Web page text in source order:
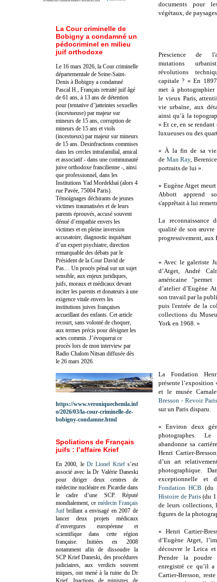
documents pour
végétaux, de
Prescience de
mutations
révolutions
capitale ? « En
met à photographier
le vieux Paris,
vie urbaine, aux
ainsi qu’à la
» Et ce, en se rendant
luxueuses ou des
« À la fin de sa vie,
de Man Ray,
portraits de lui ».
« Eugène Atget
Abbott apprend
s'apprêtait à lui
La reconnaissance
qualité de son œuvre
progressivement, aux
« Avec le galeriste
d’Atget, André
américaine
d’atelier d’Eugène
son travail par la
puis l'entrée de la
collections du
York en 1968. »
La Fondation
présente l’exposition
et le musée
Bresson - Revoir
sur un Paris disparu.
« Environ deux
photographes.
abandonne sa
Henri Cartier-
d’un art
photographique.
exceptionnelle et
Fondation HCB (du
Histoire de Paris (du
de leurs collections,
figures de la
« Henri Cartier-
d’Eugène Atget,
découvre le Leica
Prendre la poudre
enregistré ce qu’il
Cartier-Bresson,
La Cour criminelle de
Bobigny a condamné un
pédocriminel en milieu
juif orthodoxe
Le 16 mars 2026, la Cour criminelle
départementale de Seine-Saint-
Denis à Bobigny a condamné
Pascal H., Français retraité juif âgé
de 61 ans, à 13 ans de détention
pour (tentative d’)atteintes sexuelles
(incestueuse) par majeur sur
mineurs de 15 ans, corruption de
mineurs de 15 ans et viols
(incestueux) par majeur sur mineurs
de 15 ans. Desinfractions commises
dans les cercles intrafamilial, amical
et associatif - dans une communauté
juive orthodoxe francilienne -, ainsi
que professionnel, dans les
Institutions Yad Mordekhaï (alors 4
rue Pavée, 75004 Paris).
Témoignages déchirants de jeunes
victimes traumatisées et de leurs
parents éprouvés, accusé souvent
dénué d’empathie envers les
victimes et en pleine inversion
accusatoire, diagnostic inquiétant
d’un expert psychiatre, direction
remarquable des débats par le
Président de la Cour David de
Pas… Un procès pénal sur un sujet
sensible, aux enjeux juridiques,
juifs, moraux et médicaux devant
inciter les parents et donateurs à une
exigence vitale envers les
institutions juives françaises
accueillant des enfants. Cet article
recourt, sans volonté de choquer,
aux termes précis pour désigner les
actes commis. J’évoquerai ce
procès lors de mon interview par
Radio Chalom Nitsan diffusée dès
le 26 mars 2026.
https://www.veroniquechemla.inf
o/2026/03/la-cour-criminelle-de-
bobigny-condamne.html
Spoliations de Français
juifs : l’affaire Krief
En 2000, le Dr Lionel Kriefs’est
associé avec la Dr Valérie Daneski
pour diriger deux centres de
médecine nucléaire en Picardie dans
le cadre d’une SCP. Réputé
mondialement, ce médecin Français
Juif brillant a envisagé en 2007 de
lancer deux projets médicaux
d’envergures européenne et
scientifique dans cette région
française. Initiées en 2008
notamment afin de dissoudre la
SCP Krief Daneski, des procédures
judiciaires, aux verdicts souvent
iniques, ont mené à la ruine du Dr
Krief.Inactions de ministres de